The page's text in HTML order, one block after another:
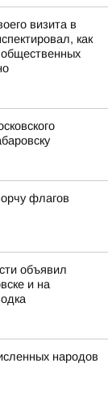
визита в
как
общественных
флагов
объявил
и на
народов